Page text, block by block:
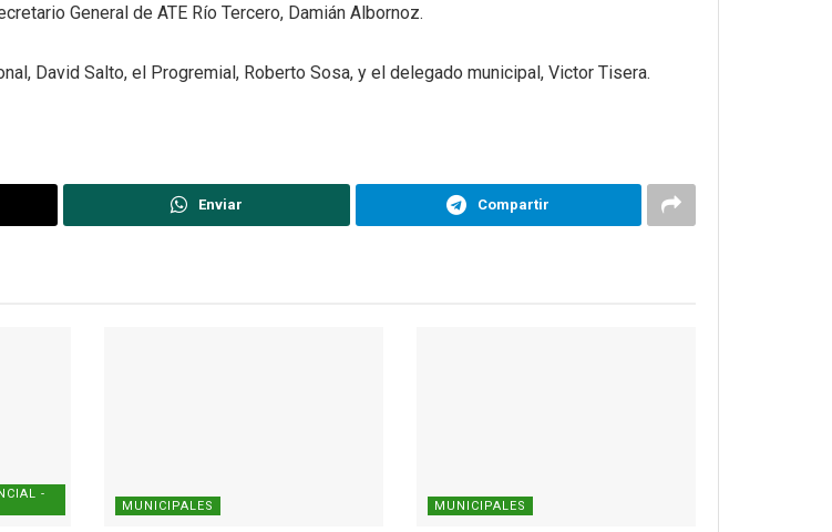
General de ATE Río Tercero, Damián Albornoz.
David Salto, el Progremial, Roberto Sosa, y el delegado municipal, Victor Tisera.
Enviar Compartir
-
MUNICIPALES MUNICIPALES